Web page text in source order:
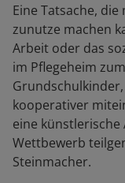
Eine Tatsache,
zunutze machen
Arbeit oder das
im Pflegeheim
kooperativer
eine
Wettbewerb
Steinmacher.